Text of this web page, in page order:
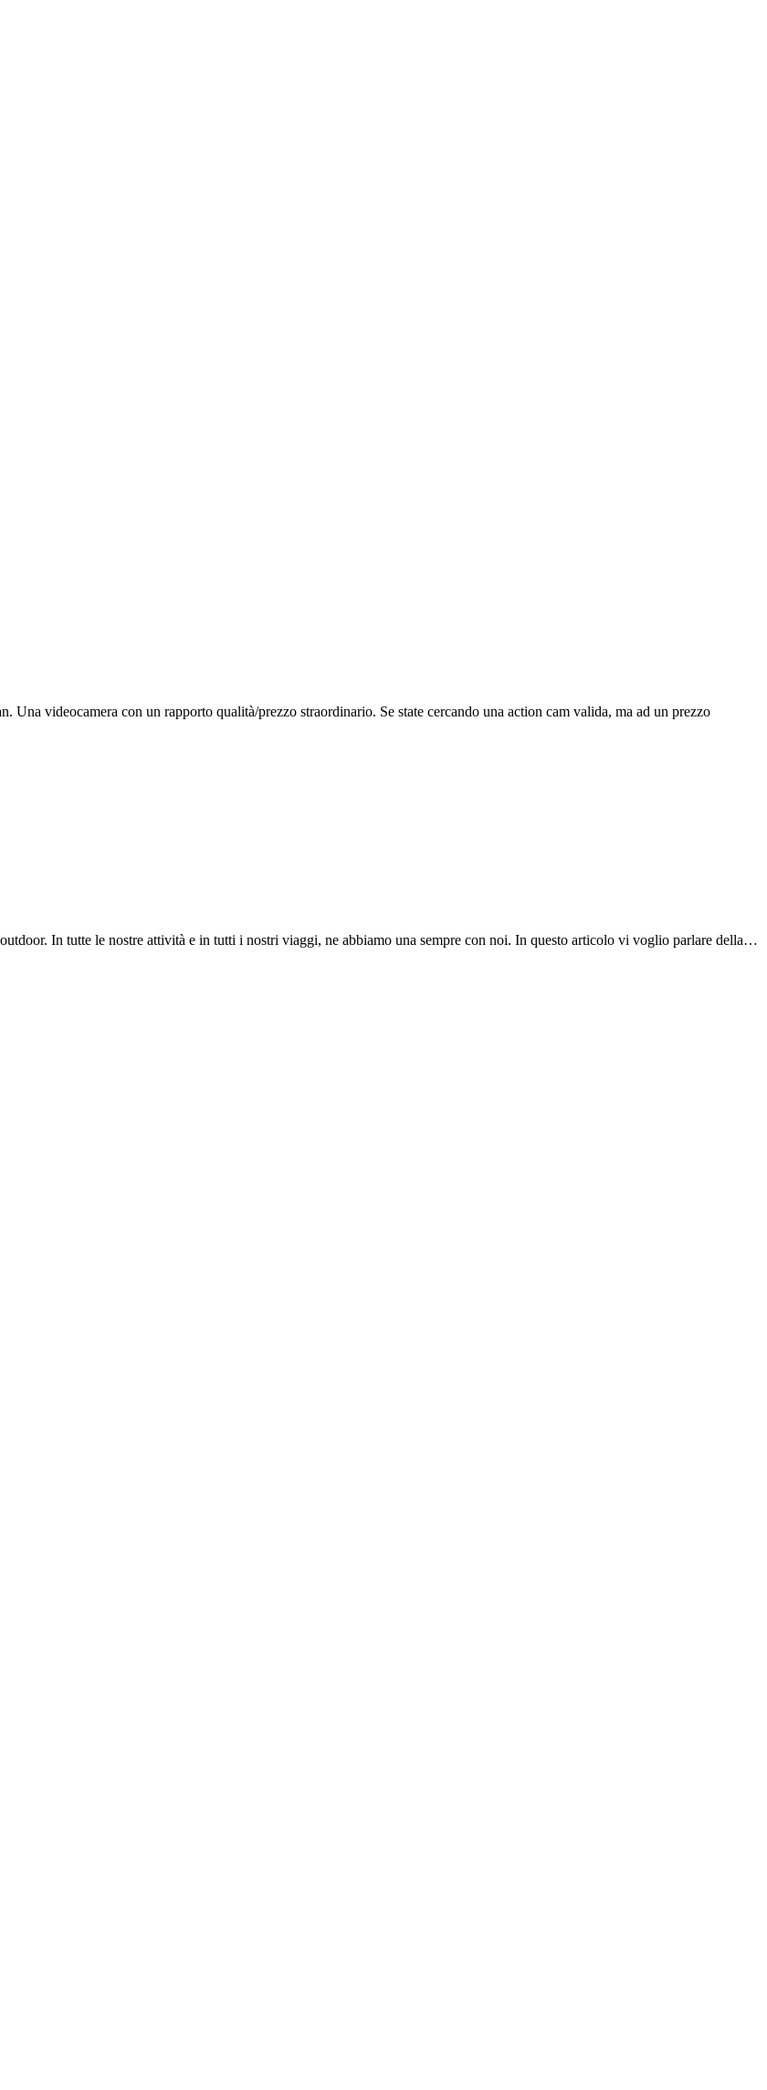
videocamera con un rapporto qualità/prezzo straordinario. Se state cercando una action cam valida, ma ad un prezzo
In tutte le nostre attività e in tutti i nostri viaggi, ne abbiamo una sempre con noi. In questo articolo vi voglio parlare della…